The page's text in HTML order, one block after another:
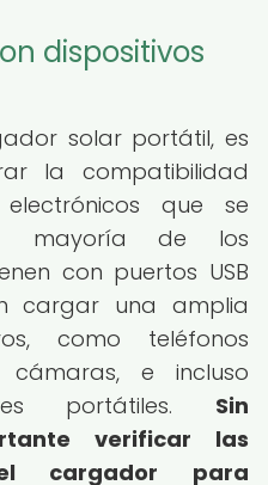
dispositivos
solar portátil, es
la compatibilidad
que se
mayoría de los
con puertos USB
cargar una amplia
como teléfonos
cámaras, e incluso
portátiles. Sin
verificar las
cargador para